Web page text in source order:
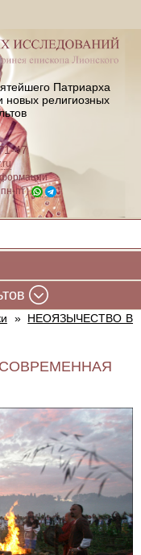
Патриарха
новых религиозных
71-47
пт)
» НЕОЯЗЫЧЕСТВО В